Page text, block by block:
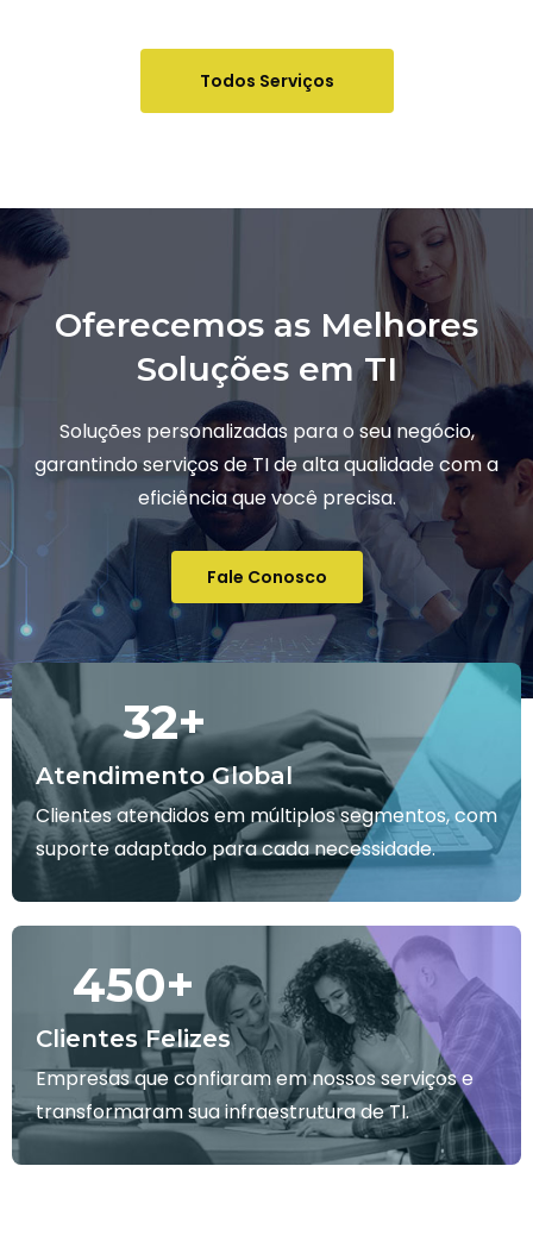
Todos Serviços
Oferecemos as Melhores
Soluções em TI
Soluções personalizadas para o seu negócio,
garantindo serviços de TI de alta qualidade com a
eficiência que você precisa.
Fale Conosco
Atendimento Global
32+
Clientes atendidos em múltiplos segmentos, com
suporte adaptado para cada necessidade.
Clientes Felizes
450+
Empresas que confiaram em nossos serviços e
transformaram sua infraestrutura de TI.